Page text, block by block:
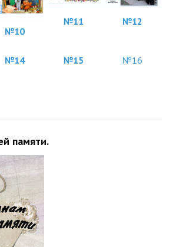
№10
№11 №12
№14 №15
№16
памяти.